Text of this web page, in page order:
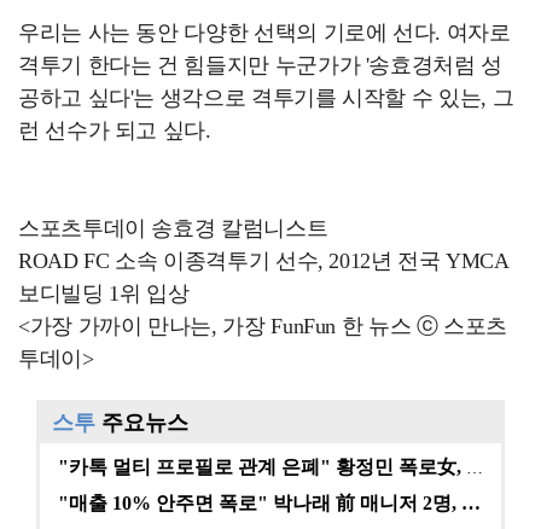
우리는 사는 동안 다양한 선택의 기로에 선다. 여자로
격투기 한다는 건 힘들지만 누군가가 '송효경처럼 성
공하고 싶다'는 생각으로 격투기를 시작할 수 있는, 그
런 선수가 되고 싶다.
스포츠투데이 송효경 칼럼니스트
ROAD FC 소속 이종격투기 선수, 2012년 전국 YMCA
보디빌딩 1위 입상
<가장 가까이 만나는, 가장 FunFun 한 뉴스 ⓒ 스포츠
투데이>
스투 주요뉴스
"매출 10% 안주면 폭로" 박나래 前 매니저 2명, …